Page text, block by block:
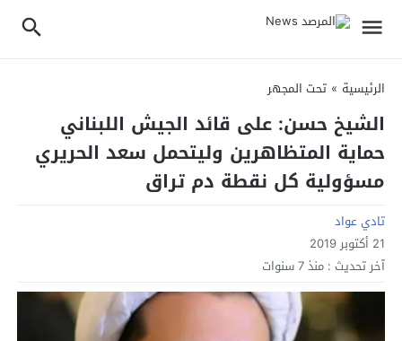
الرئيسية » تحت المجهر
الشيخ حسن: على قائد الجيش اللبناني
حماية المتظاهرين وليتحمل سعد الحريري
مسؤولية كل نقطة دم تراق
تادي عواد
21 أكتوبر 2019
آخر تحديث : منذ 7 سنوات